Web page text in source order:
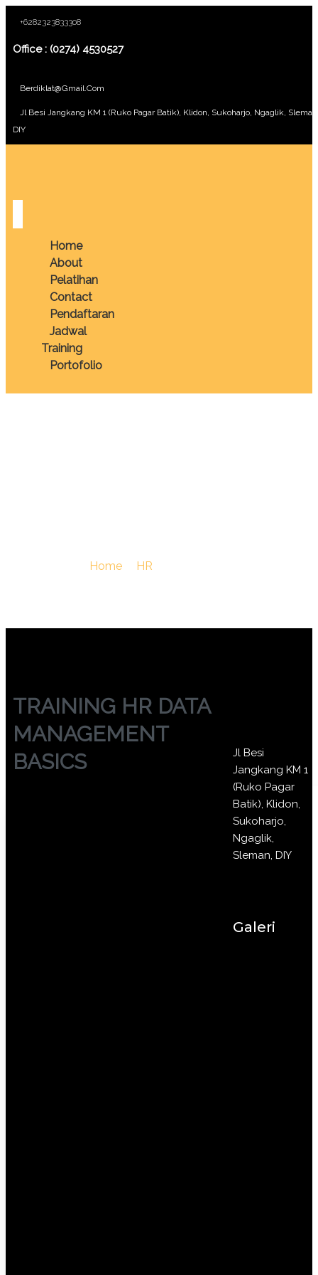
+6282323833308
Office : (0274) 4530527
Berdiklat@gmail.com
Jl Besi Jangkang KM 1 (Ruko Pagar Batik), Klidon, Sukoharjo, Ngaglik,
DIY
Home
About
Pelatihan
Contact
Pendaftaran
Jadwal
Training
Portofolio
Home HR
TRAINING HR DATA
MANAGEMENT
BASICS
Jl Besi
Jangkang KM 1
(Ruko Pagar
Batik), Klidon,
Sukoharjo,
Ngaglik,
Sleman, DIY
Galeri